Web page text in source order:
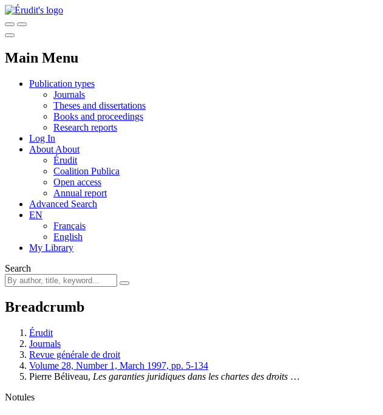
Main Menu
Publication types
Journals
Theses and dissertations
Books and proceedings
Research reports
Log In
About About
Érudit
Coalition Publica
Open access
Annual report
Advanced Search
EN
Français
English
My Library
Search
Breadcrumb
Érudit
Journals
Revue générale de droit
Volume 28, Number 1, March 1997, pp. 5-134
Pierre Béliveau, Les garanties juridiques dans les chartes des droits …
Notules